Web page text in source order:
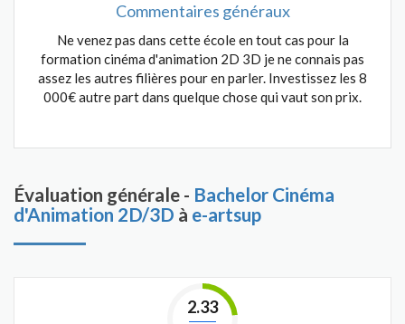
Commentaires généraux
Ne venez pas dans cette école en tout cas pour la
formation cinéma d'animation 2D 3D je ne connais pas
assez les autres filières pour en parler. Investissez les 8
000€ autre part dans quelque chose qui vaut son prix.
Évaluation générale - Bachelor Cinéma
d'Animation 2D/3D à e-artsup
2.33